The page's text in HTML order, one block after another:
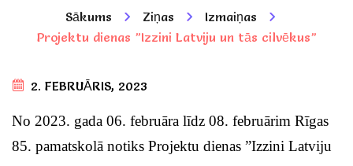
Sākums Ziņas
Izmaiņas
Projektu dienas ”Izzini Latviju un tās cilvēkus”
2. FEBRUĀRIS, 2023
No 2023. gada 06. februāra līdz 08. februārim Rīgas
85. pamatskolā notiks Projektu dienas ”Izzini Latviju